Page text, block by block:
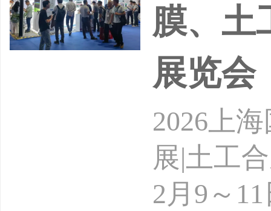
膜、土
展览会
2026上
展|土工
2月9～